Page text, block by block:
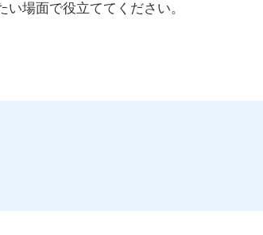
場面で役立ててください。